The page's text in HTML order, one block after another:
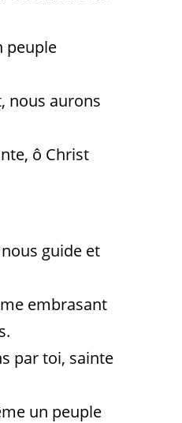
peuple
nous aurons
ô Christ
guide et
embrasant
par toi, sainte
un peuple